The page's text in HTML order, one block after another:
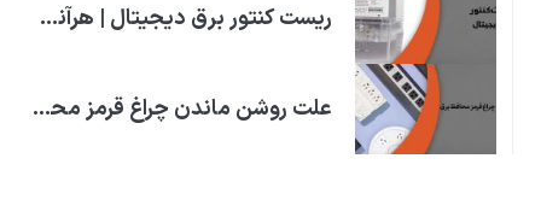
ریست کنتور برق دیجیتال | هرآنچه که باید بدانید!
علت روشن ماندن چراغ قرمز محافظ برق